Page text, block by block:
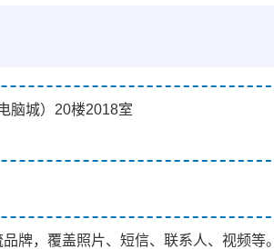
脑城）20楼2018室
牌，覆盖照片、短信、联系人、视频等。